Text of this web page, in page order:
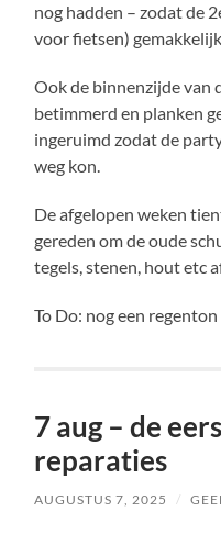
nog hadden – zodat de
voor fietsen)
Ook de binnenzijde van
betimmerd en planken
ingeruimd zodat de
weg kon.
De afgelopen weken
gereden om de oude
tegels, stenen, hout etc
To Do: nog een
7 aug – de
reparaties
AUGUSTUS 7, 2025 /